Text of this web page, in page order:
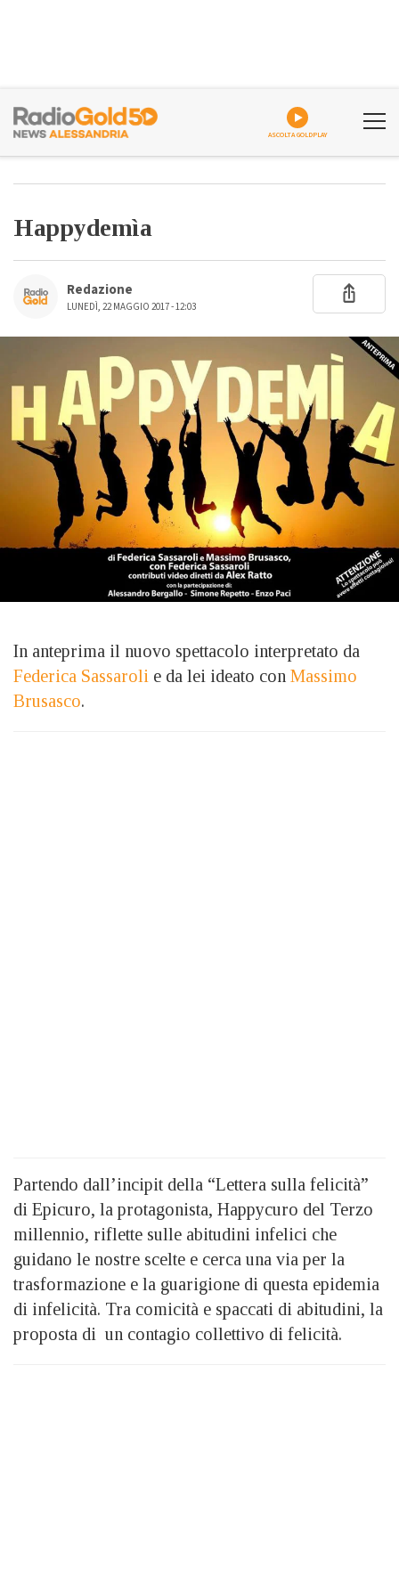
ASCOLTA GOLDPLAY
Happydemìa
Redazione
LUNEDÌ, 22 MAGGIO 2017 - 12:03
In anteprima il nuovo spettacolo interpretato da
Federica Sassaroli e da lei ideato con Massimo
Brusasco.
Partendo dall’incipit della “Lettera sulla felicità”
di Epicuro, la protagonista, Happycuro del Terzo
millennio, riflette sulle abitudini infelici che
guidano le nostre scelte e cerca una via per la
trasformazione e la guarigione di questa epidemia
di infelicità. Tra comicità e spaccati di abitudini, la
proposta di un contagio collettivo di felicità.